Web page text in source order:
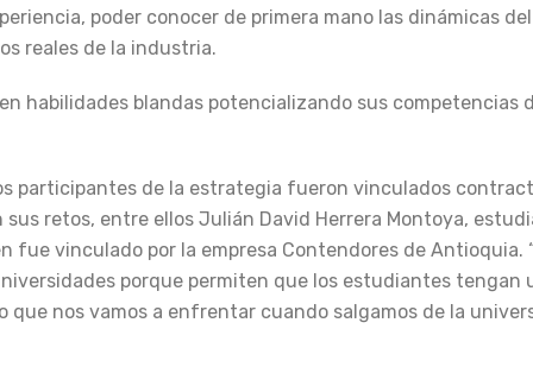
poder conocer de primera mano las dinámicas
reales de la industria.
habilidades blandas potencializando sus competencias
participantes de la estrategia fueron vinculados
sus retos, entre ellos Julián David Herrera Montoya,
fue vinculado por la empresa Contendores de Antioquia.
porque permiten que los estudiantes tengan
que nos vamos a enfrentar cuando salgamos de la